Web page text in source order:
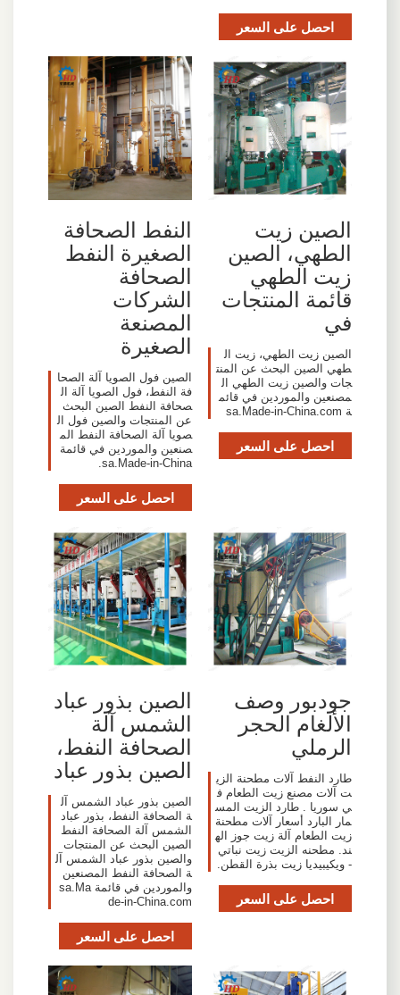
احصل على السعر
الصين زيت
الطهي، الصين
زيت الطهي
قائمة المنتجات
في
الصين زيت الطهي، زيت ال
طهي الصين البحث عن المنت
جات والصين زيت الطهي ال
مصنعين والموردين في قائم
ة sa.Made-in-China.com
احصل على السعر
النفط الصحافة
الصغيرة النفط
الصحافة
الشركات
المصنعة
الصغيرة
الصين فول الصويا آلة الصحا
فة النفط، فول الصويا آلة ال
صحافة النفط الصين البحث
عن المنتجات والصين فول ال
صويا آلة الصحافة النفط الم
صنعين والموردين في قائمة
sa.Made-in-China.
احصل على السعر
جودبور وصف
الألغام الحجر
الرملي
طارد النفط آلات مطحنة الزي
ت آلات مصنع زيت الطعام ف
ي سوريا . طارد الزيت المس
مار البارد أسعار آلات مطحنة
زيت الطعام آلة زيت جوز اله
ند. مطحنه الزيت زيت نباتي
- ويكيبيديا زيت بذرة القطن.
احصل على السعر
الصين بذور عباد
الشمس آلة
الصحافة النفط،
الصين بذور عباد
الصين بذور عباد الشمس آل
ة الصحافة النفط، بذور عباد
الشمس آلة الصحافة النفط
الصين البحث عن المنتجات
والصين بذور عباد الشمس آل
ة الصحافة النفط المصنعين
والموردين في قائمة sa.Ma
de-in-China.com
احصل على السعر